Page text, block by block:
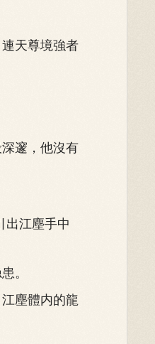
天尊境強者
邃，他沒有
江塵手中
。
塵體内的龍